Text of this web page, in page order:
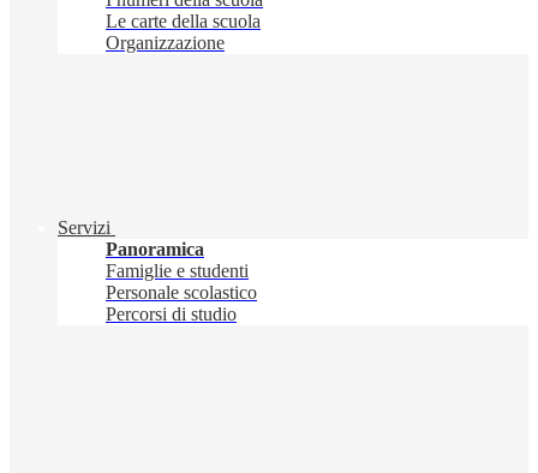
Le carte della scuola
Organizzazione
Servizi
Panoramica
Famiglie e studenti
Personale scolastico
Percorsi di studio